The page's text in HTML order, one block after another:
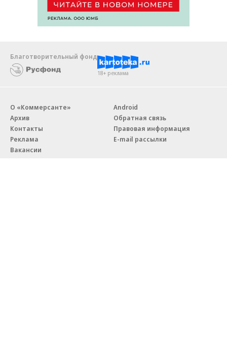
Благотворительный фонд
18+ реклама
О «Коммерсанте»
Архив
Контакты
Реклама
Вакансии
Android
Обратная связь
Правовая информация
E-mail рассылки